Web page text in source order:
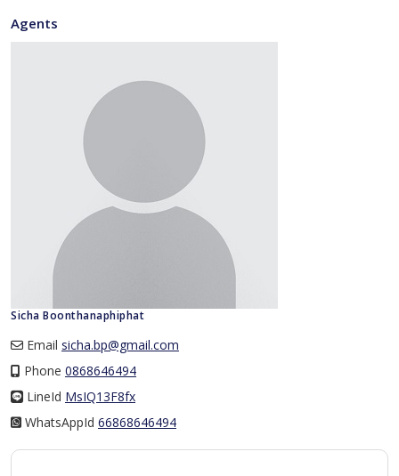
Agents
Sicha Boonthanaphiphat
Email sicha.bp@gmail.com
Phone 0868646494
LineId
LineId MsIQ13F8fx
WhatsAppId
WhatsAppId 66868646494